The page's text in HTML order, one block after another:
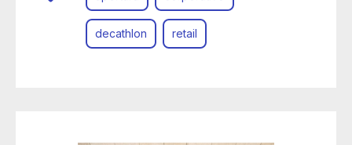
decathlon retail